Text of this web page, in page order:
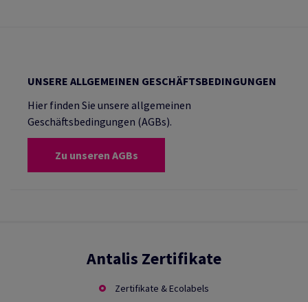
UNSERE ALLGEMEINEN GESCHÄFTSBEDINGUNGEN
Hier finden Sie unsere allgemeinen
Geschäftsbedingungen (AGBs).
Zu unseren AGBs
Antalis Zertifikate
Zertifikate & Ecolabels